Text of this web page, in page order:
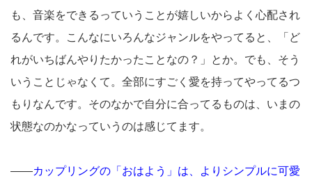
も、音楽をできるっていうことが嬉しいからよく心配され
るんです。こんなにいろんなジャンルをやってると、「ど
れがいちばんやりたかったことなの？」とか。でも、そう
いうことじゃなくて。全部にすごく愛を持ってやってるつ
もりなんです。そのなかで自分に合ってるものは、いまの
状態なのかなっていうのは感じてます。
――カップリングの「おはよう」は、よりシンプルに可愛